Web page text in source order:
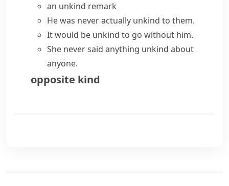
an unkind remark
He was never actually unkind to them.
It would be unkind to go without him.
She never said anything unkind about
anyone.
opposite kind